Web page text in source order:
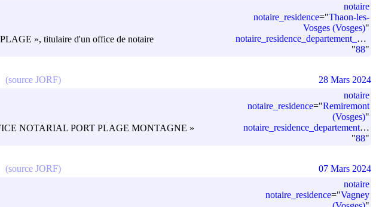
», titulaire d'un office de notaire
notaire
notaire_residence="Thaon-les-
Vosges (Vosges)"
notaire_residence_departement_code
"88"
NOTARIAL PORT PLAGE MONTAGNE »
notaire
notaire_residence="Remiremont
(Vosges)"
notaire_residence_departement_code
"88"
(source JORF) 28 Mars 2024
notaire
notaire_residence="Vagney
(source JORF) 07 Mars 2024